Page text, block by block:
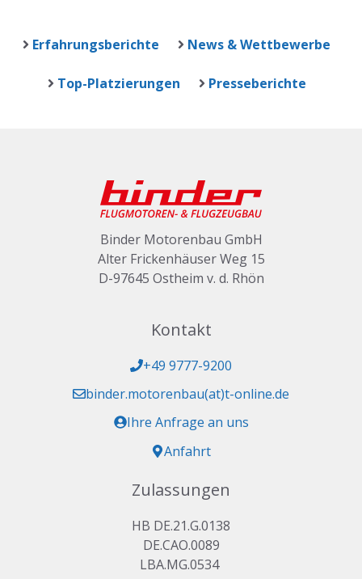
Erfahrungsberichte News & Wettbewerbe
Top-Platzierungen Presseberichte
Binder Motorenbau GmbH
Alter Frickenhäuser Weg 15
D-97645 Ostheim v. d. Rhön
Kontakt
+49 9777-9200
binder.motorenbau(at)t-online.de
Ihre Anfrage an uns
Anfahrt
Zulassungen
HB DE.21.G.0138
DE.CAO.0089
LBA.MG.0534